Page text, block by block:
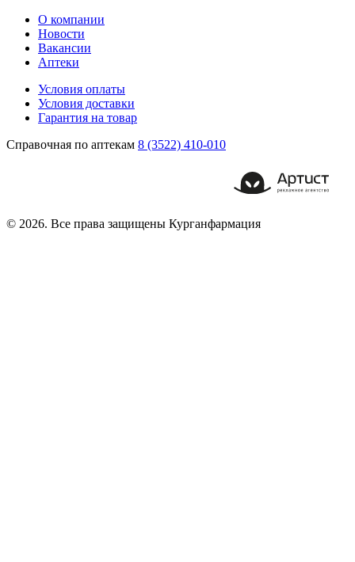
О компании
Новости
Вакансии
Аптеки
Условия оплаты
Условия доставки
Гарантия на товар
Справочная по аптекам 8 (3522) 410-010
© 2026. Все права защищены Курганфармация